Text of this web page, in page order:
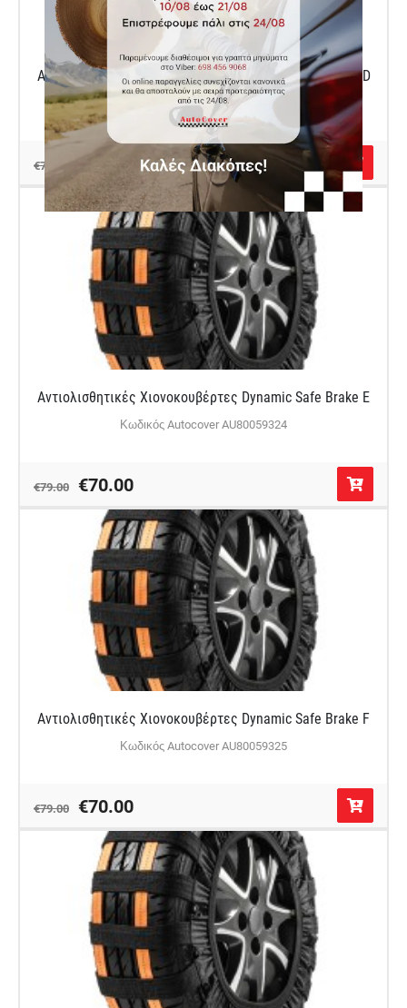
Αντιολισθητικές Χιονοκουβέρτες Dynamic Safe Brake D
Κωδικός Autocover AU80059323
€79.00 €70.00
Αντιολισθητικές Χιονοκουβέρτες Dynamic Safe Brake E
Κωδικός Autocover AU80059324
€79.00 €70.00
Αντιολισθητικές Χιονοκουβέρτες Dynamic Safe Brake F
Κωδικός Autocover AU80059325
€79.00 €70.00